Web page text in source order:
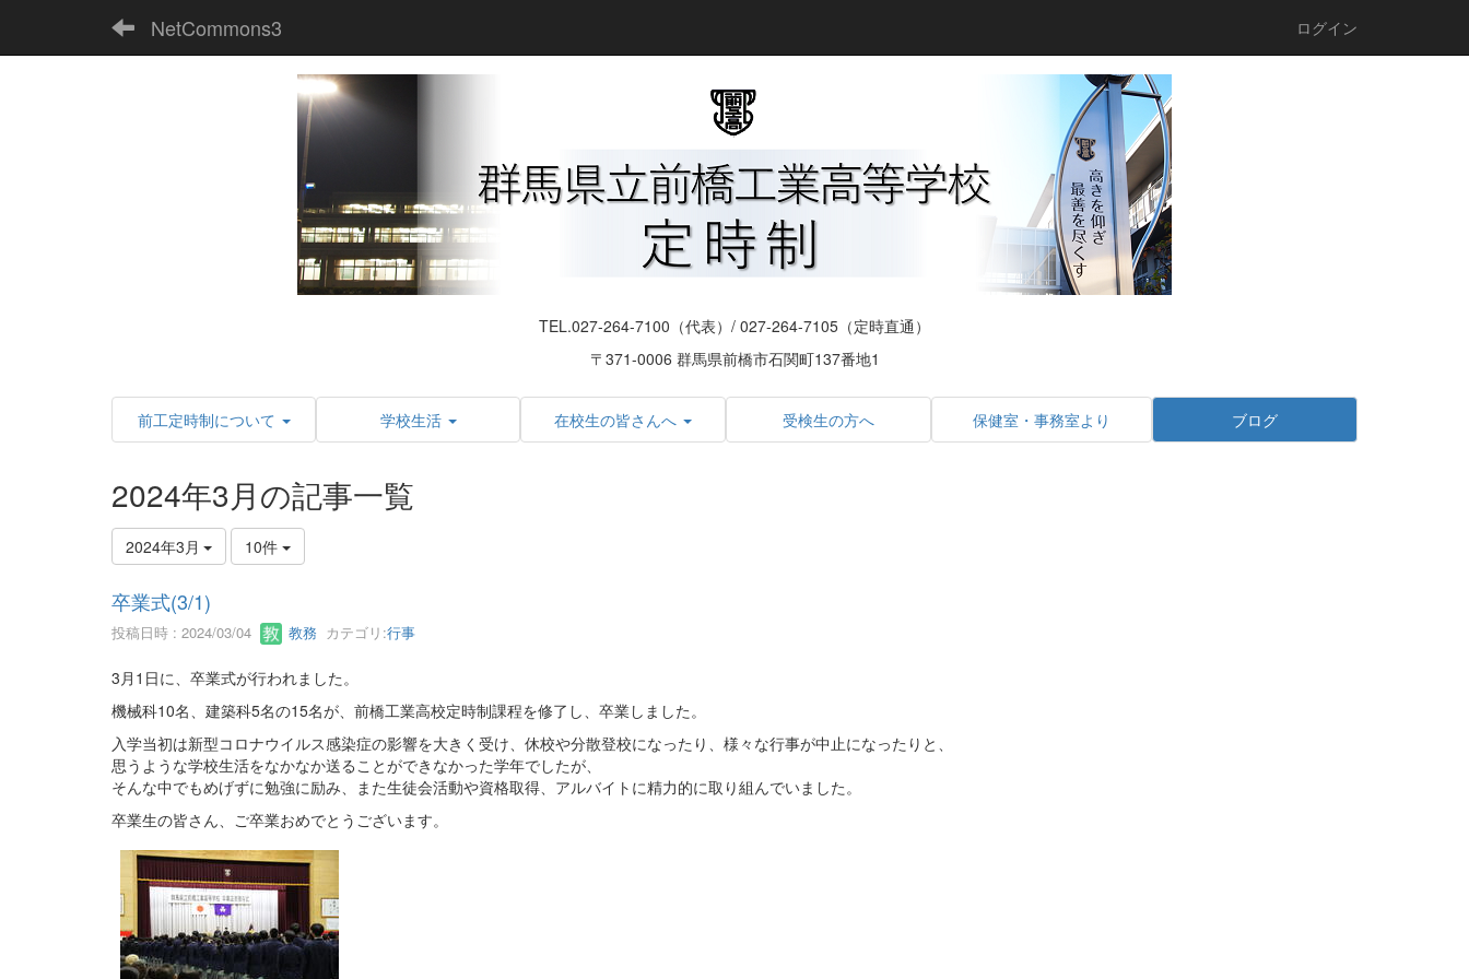
NetCommons3 ログイン
TEL.027-264-7100（代表）/ 027-264-7105（定時直通）
〒371-0006 群馬県前橋市石関町137番地1
前工定時制について 学校生活 在校生の皆さんへ 受検生の方へ 保健室・事務室より ブログ
2024年3月の記事一覧
2024年3月 10件
卒業式(3/1)
投稿日時 : 2024/03/04 教務 カテゴリ:行事
3月1日に、卒業式が行われました。
機械科10名、建築科5名の15名が、前橋工業高校定時制課程を修了し、卒業しました。
入学当初は新型コロナウイルス感染症の影響を大きく受け、休校や分散登校になったり、様々な行事が中止になったりと、
思うような学校生活をなかなか送ることができなかった学年でしたが、
そんな中でもめげずに勉強に励み、また生徒会活動や資格取得、アルバイトに精力的に取り組んでいました。
卒業生の皆さん、ご卒業おめでとうございます。